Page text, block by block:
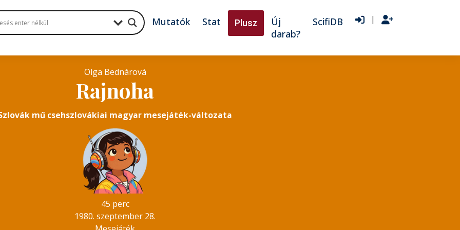
Mutatók Stat Plusz
Új
darab?
ScifiDB |
Olga Bednárová
Rajnoha
mű csehszlovákiai magyar mesejáték-változata
45 perc
1980. szeptember 28.